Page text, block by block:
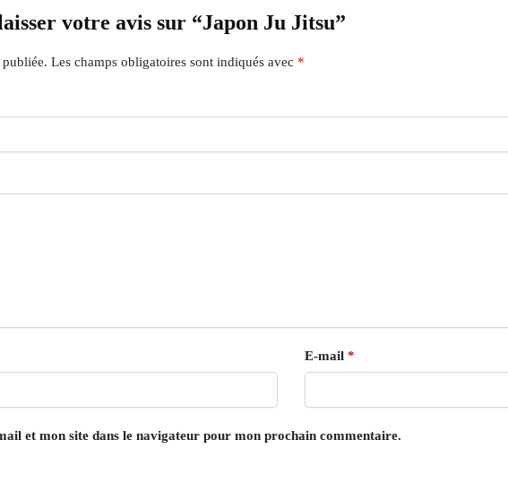
votre avis sur “Japon Ju Jitsu”
publiée. Les champs obligatoires sont indiqués avec *
E-mail *
et mon site dans le navigateur pour mon prochain commentaire.